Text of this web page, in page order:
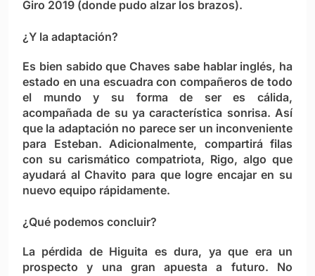
Giro 2019 (donde pudo alzar los brazos).
¿Y la adaptación?
Es bien sabido que Chaves sabe hablar inglés, ha
estado en una escuadra con compañeros de todo
el mundo y su forma de ser es cálida,
acompañada de su ya característica sonrisa. Así
que la adaptación no parece ser un inconveniente
para Esteban. Adicionalmente, compartirá filas
con su carismático compatriota, Rigo, algo que
ayudará al Chavito para que logre encajar en su
nuevo equipo rápidamente.
¿Qué podemos concluir?
La pérdida de Higuita es dura, ya que era un
prospecto y una gran apuesta a futuro. No